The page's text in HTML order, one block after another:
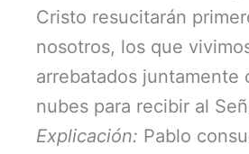
Cristo resucitarán
nosotros, los que
arrebatados juntamente
nubes para recibir al
Explicación: Pablo